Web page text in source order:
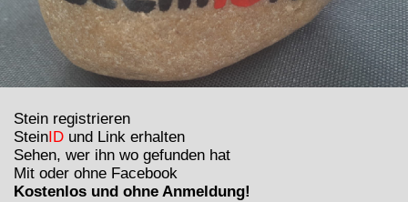
Stein registrieren
Stein ID und Link erhalten
Sehen, wer ihn wo gefunden hat
Mit oder ohne Facebook
Kostenlos und ohne Anmeldung!